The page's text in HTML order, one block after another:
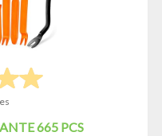
665 PCS